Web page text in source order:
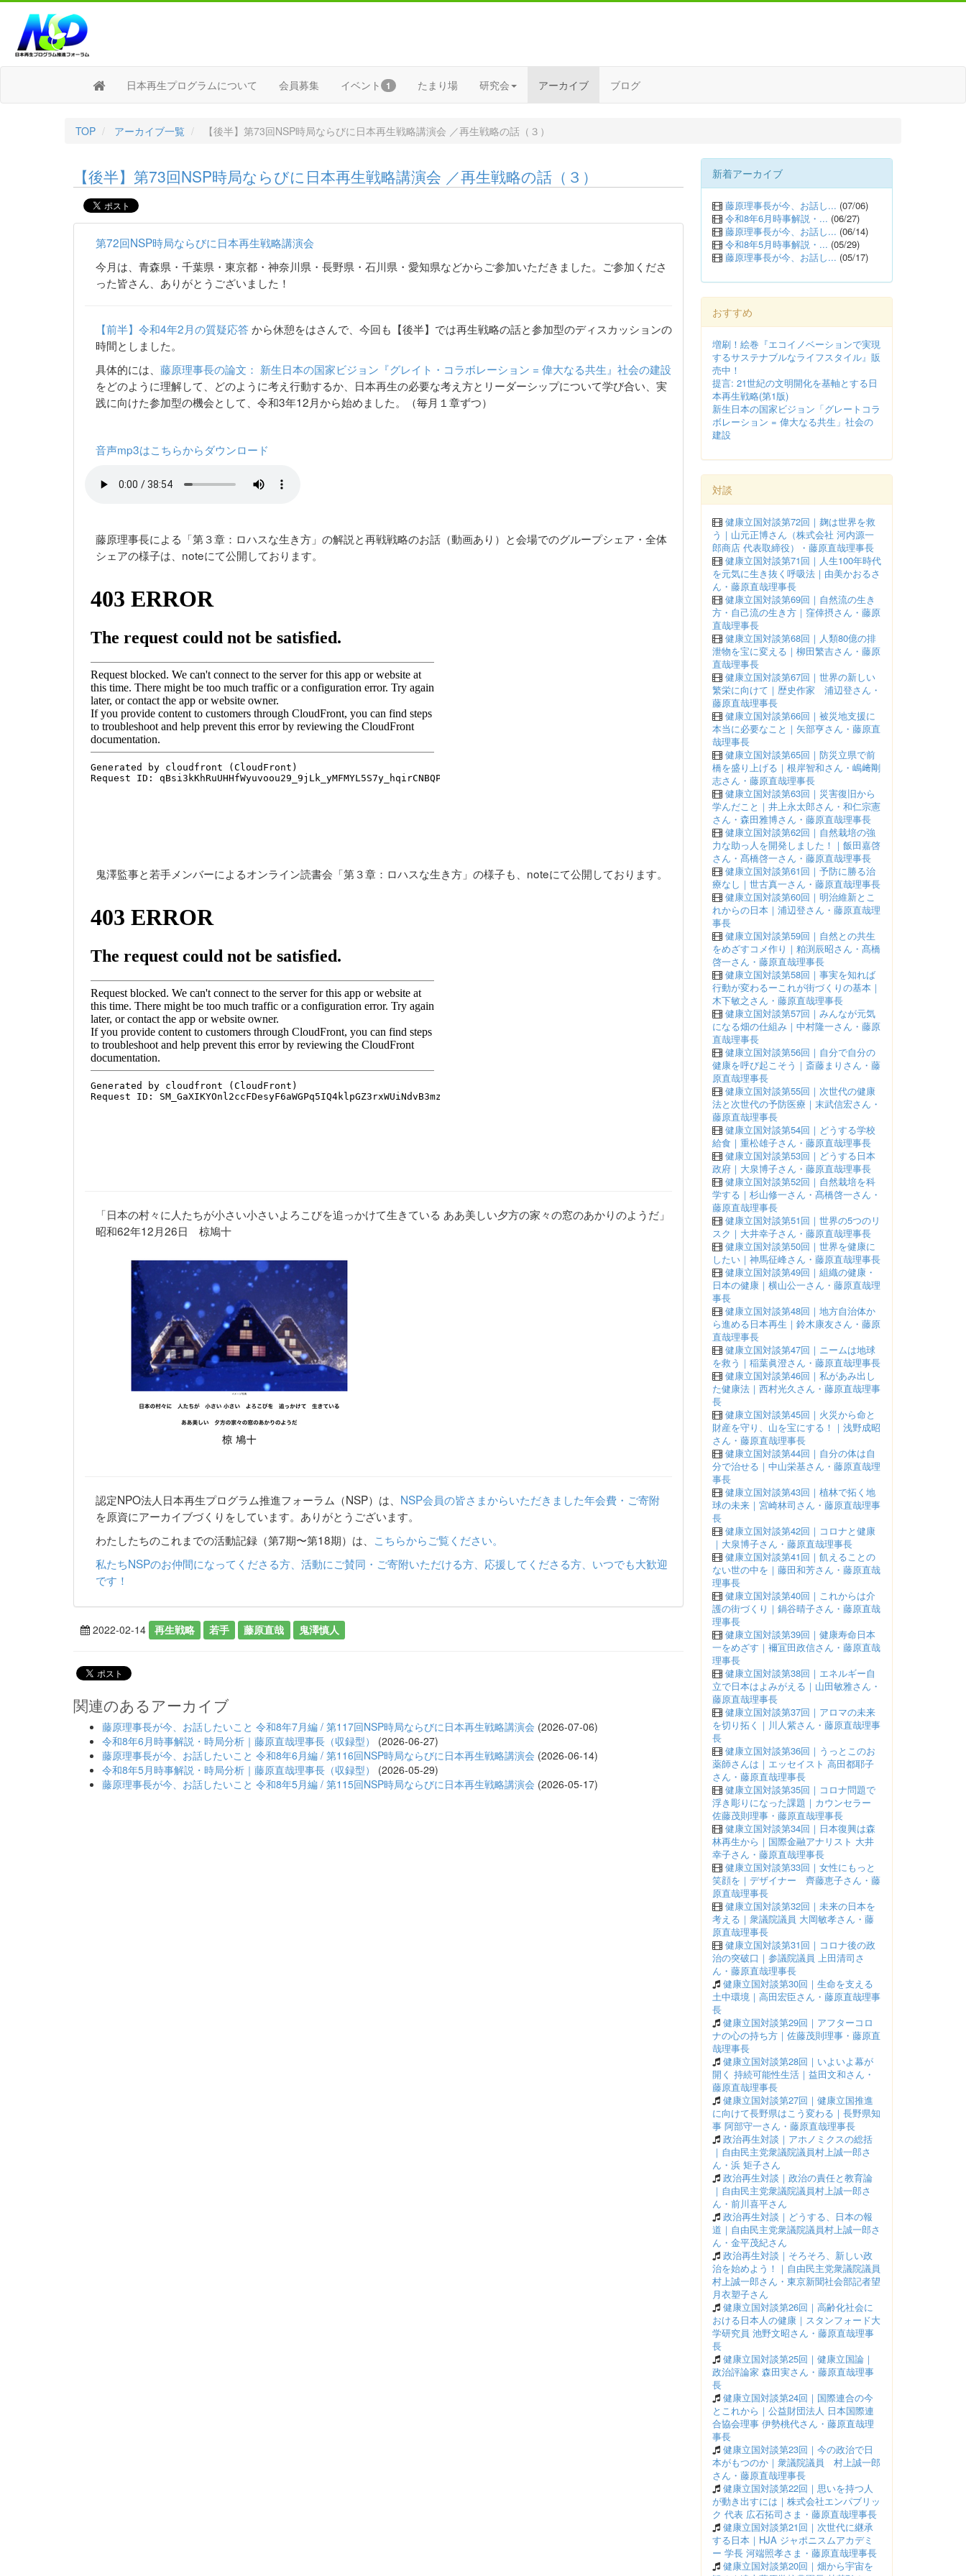
日本再生プログラムについて 会員募集 イベント 1 たまり場 研究会 アーカイブ ブログ
TOP アーカイブ一覧 【後半】第73回NSP時局ならびに日本再生戦略講演会 ／再生戦略の話（３）
【後半】第73回NSP時局ならびに日本再生戦略講演会 ／再生戦略の話（３）
第72回NSP時局ならびに日本再生戦略講演会
今月は、青森県・千葉県・東京都・神奈川県・長野県・石川県・愛知県などからご参加いただきました。ご参加くださ
った皆さん、ありがとうございました！
【前半】令和4年2月の質疑応答から休憩をはさんで、今回も【後半】では再生戦略の話と参加型のディスカッションの
時間としました。
具体的には、 藤原理事長の論文： 新生日本の国家ビジョン『グレイト・コラボレーション = 偉大なる共生』社会の建設
をどのように理解して、どのように考え行動するか、日本再生の必要な考え方とリーダーシップについて学び合い、実
践に向けた参加型の機会として、令和3年12月から始めました。（毎月１章ずつ）
音声mp3はこちらからダウンロード
藤原理事長による「第３章：ロハスな生き方」の解説と再戦戦略のお話（動画あり）と会場でのグループシェア・全体
シェアの様子は、noteにて公開しております。
鬼澤監事と若手メンバーによるオンライン読書会「第３章：ロハスな生き方」の様子も、noteにて公開しております。
「日本の村々に人たちが小さい小さいよろこびを追っかけて生きている ああ美しい夕方の家々の窓のあかりのようだ」
昭和62年12月26日 椋鳩十
認定NPO法人日本再生プログラム推進フォーラム（NSP）は、 NSP会員の皆さまからいただきました年会費・ご寄附
を原資にアーカイブづくりをしています。ありがとうございます。
わたしたちのこれまでの活動記録（第7期〜第18期）は、 こちらからご覧ください。
私たちNSPのお仲間になってくださる方、活動にご賛同・ご寄附いただける方、応援してくださる方、いつでも大歓迎
です！
2022-02-14 再生戦略 若手 藤原直哉 鬼澤慎人
関連のあるアーカイブ
藤原理事長が今、お話したいこと 令和8年7月編 / 第117回NSP時局ならびに日本再生戦略講演会 (2026-07-06)
令和8年6月時事解説・時局分析｜藤原直哉理事長（収録型）
(2026-06-27)
藤原理事長が今、お話したいこと 令和8年6月編 / 第116回NSP時局ならびに日本再生戦略講演会 (2026-06-14)
令和8年5月時事解説・時局分析｜藤原直哉理事長（収録型）
(2026-05-29)
藤原理事長が今、お話したいこと 令和8年5月編 / 第115回NSP時局ならびに日本再生戦略講演会 (2026-05-17)
新着アーカイブ
藤原理事長が今、お話し... (07/06)
令和8年6月時事解説・... (06/27)
藤原理事長が今、お話し... (06/14)
令和8年5月時事解説・... (05/29)
藤原理事長が今、お話し... (05/17)
おすすめ
増刷！絵巻『エコイノベーションで実現
するサステナブルなライフスタイル』販
売中！
提言: 21世紀の文明開化を基軸とする日
本再生戦略(第1版)
新生日本の国家ビジョン「グレートコラ
ボレーション = 偉大なる共生」社会の
建設
対談
健康立国対談第72回｜麹は世界を救
う｜山元正博さん（株式会社 河内源一
郎商店 代表取締役）・藤原直哉理事長
健康立国対談第71回｜人生100年時代
を元気に生き抜く呼吸法｜由美かおるさ
ん・藤原直哉理事長
健康立国対談第69回｜自然流の生き
方・自己流の生き方｜窪倖摂さん・藤原
直哉理事長
健康立国対談第68回｜人類80億の排
泄物を宝に変える｜柳田繁吉さん・藤原
直哉理事長
健康立国対談第67回｜世界の新しい
繁栄に向けて｜歴史作家 浦辺登さん・
藤原直哉理事長
健康立国対談第66回｜被災地支援に
本当に必要なこと｜矢部亨さん・藤原直
哉理事長
健康立国対談第65回｜防災立県で前
橋を盛り上げる｜根岸智和さん・嶋﨑剛
志さん・藤原直哉理事長
健康立国対談第63回｜災害復旧から
学んだこと｜井上永太郎さん・和仁宗憲
さん・森田雅博さん・藤原直哉理事長
健康立国対談第62回｜自然栽培の強
力な助っ人を開発しました！｜飯田嘉啓
さん・髙橋啓一さん・藤原直哉理事長
健康立国対談第61回｜予防に勝る治
療なし｜世古真一さん・藤原直哉理事長
健康立国対談第60回｜明治維新とこ
れからの日本｜浦辺登さん・藤原直哉理
事長
健康立国対談第59回｜自然との共生
をめざすコメ作り｜粕渕辰昭さん・髙橋
啓一さん・藤原直哉理事長
健康立国対談第58回｜事実を知れば
行動が変わるーこれが街づくりの基本｜
木下敏之さん・藤原直哉理事長
健康立国対談第57回｜みんなが元気
になる畑の仕組み｜中村隆一さん・藤原
直哉理事長
健康立国対談第56回｜自分で自分の
健康を呼び起こそう｜斎藤まりさん・藤
原直哉理事長
健康立国対談第55回｜次世代の健康
法と次世代の予防医療｜末武信宏さん・
藤原直哉理事長
健康立国対談第54回｜どうする学校
給食｜重松雄子さん・藤原直哉理事長
健康立国対談第53回｜どうする日本
政府｜大泉博子さん・藤原直哉理事長
健康立国対談第52回｜自然栽培を科
学する｜杉山修一さん・髙橋啓一さん・
藤原直哉理事長
健康立国対談第51回｜世界の5つのリ
スク｜大井幸子さん・藤原直哉理事長
健康立国対談第50回｜世界を健康に
したい｜神馬征峰さん・藤原直哉理事長
健康立国対談第49回｜組織の健康・
日本の健康｜横山公一さん・藤原直哉理
事長
健康立国対談第48回｜地方自治体か
ら進める日本再生｜鈴木康友さん・藤原
直哉理事長
健康立国対談第47回｜ニームは地球
を救う｜稲葉眞澄さん・藤原直哉理事長
健康立国対談第46回｜私があみ出し
た健康法｜西村光久さん・藤原直哉理事
長
健康立国対談第45回｜火災から命と
財産を守り、山を宝にする！｜浅野成昭
さん・藤原直哉理事長
健康立国対談第44回｜自分の体は自
分で治せる｜中山栄基さん・藤原直哉理
事長
健康立国対談第43回｜植林で拓く地
球の未来｜宮崎林司さん・藤原直哉理事
長
健康立国対談第42回｜コロナと健康
｜大泉博子さん・藤原直哉理事長
健康立国対談第41回｜飢えることの
ない世の中を｜藤田和芳さん・藤原直哉
理事長
健康立国対談第40回｜これからは介
護の街づくり｜鍋谷晴子さん・藤原直哉
理事長
健康立国対談第39回｜健康寿命日本
一をめざす｜襧冝田政信さん・藤原直哉
理事長
健康立国対談第38回｜エネルギー自
立で日本はよみがえる｜山田敏雅さん・
藤原直哉理事長
健康立国対談第37回｜アロマの未来
を切り拓く｜川人紫さん・藤原直哉理事
長
健康立国対談第36回｜うっとこのお
薬師さんは｜エッセイスト 高田都耶子
さん・藤原直哉理事長
健康立国対談第35回｜コロナ問題で
浮き彫りになった課題｜カウンセラー
佐藤茂則理事・藤原直哉理事長
健康立国対談第34回｜日本復興は森
林再生から｜国際金融アナリスト 大井
幸子さん・藤原直哉理事長
健康立国対談第33回｜女性にもっと
笑顔を｜デザイナー 齊藤恵子さん・藤
原直哉理事長
健康立国対談第32回｜未来の日本を
考える｜衆議院議員 大岡敏孝さん・藤
原直哉理事長
健康立国対談第31回｜コロナ後の政
治の突破口｜参議院議員 上田清司さ
ん・藤原直哉理事長
健康立国対談第30回｜生命を支える
土中環境｜高田宏臣さん・藤原直哉理事
長
健康立国対談第29回｜アフターコロ
ナの心の持ち方｜佐藤茂則理事・藤原直
哉理事長
健康立国対談第28回｜いよいよ幕が
開く 持続可能性生活｜益田文和さん・
藤原直哉理事長
健康立国対談第27回｜健康立国推進
に向けて長野県はこう変わる｜長野県知
事 阿部守一さん・藤原直哉理事長
政治再生対談｜アホノミクスの総括
｜自由民主党衆議院議員村上誠一郎さ
ん・浜 矩子さん
政治再生対談｜政治の責任と教育論
｜自由民主党衆議院議員村上誠一郎さ
ん・前川喜平さん
政治再生対談｜どうする、日本の報
道｜自由民主党衆議院議員村上誠一郎さ
ん・金平茂紀さん
政治再生対談｜そろそろ、新しい政
治を始めよう！｜自由民主党衆議院議員
村上誠一郎さん・東京新聞社会部記者望
月衣塑子さん
健康立国対談第26回｜高齢化社会に
おける日本人の健康｜スタンフォード大
学研究員 池野文昭さん・藤原直哉理事
長
健康立国対談第25回｜健康立国論｜
政治評論家 森田実さん・藤原直哉理事
長
健康立国対談第24回｜国際連合の今
とこれから｜公益財団法人 日本国際連
合協会理事 伊勢桃代さん・藤原直哉理
事長
健康立国対談第23回｜今の政治で日
本がもつのか｜衆議院議員 村上誠一郎
さん・藤原直哉理事長
健康立国対談第22回｜思いを持つ人
が動き出すには｜株式会社エンパブリッ
ク 代表 広石拓司さま・藤原直哉理事長
健康立国対談第21回｜次世代に継承
する日本｜HJA ジャポニスムアカデミ
ー 学長 河端照孝さま・藤原直哉理事長
健康立国対談第20回｜畑から宇宙を